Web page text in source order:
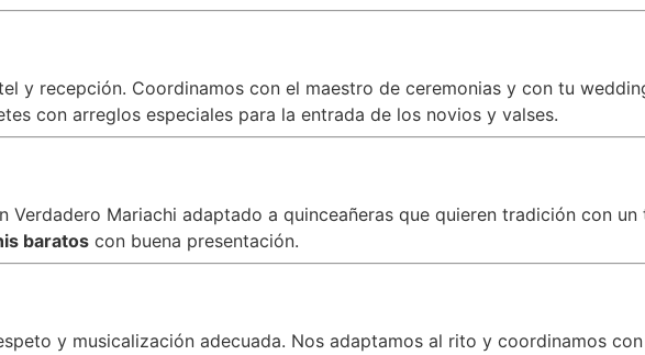
y recepción. Coordinamos con el maestro de ceremonias y con tu
con arreglos especiales para la entrada de los novios y valses.
Verdadero Mariachi adaptado a quinceañeras que quieren tradición con
baratos con buena presentación.
y musicalización adecuada. Nos adaptamos al rito y coordinamos